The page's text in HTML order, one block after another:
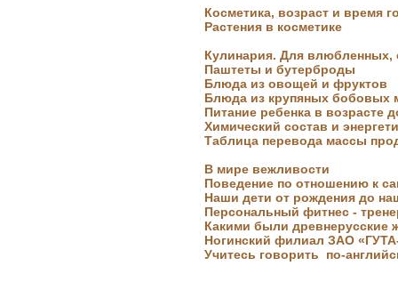
Целебные свойства пищевых
растений
Косметика, возраст и время
Растения в косметике
Кулинария. Для влюбленных,
Паштеты и бутерброды
Блюда из овощей и фруктов
Блюда из крупяных бобовых
Питание ребенка в возрасте
Химический состав и
Таблица перевода массы
В мире вежливости
Поведение по отношению к
Наши дети от рождения до
Персональный фитнес -
Какими были древнерусские
Ногинский филиал ЗАО
Учитесь говорить по-